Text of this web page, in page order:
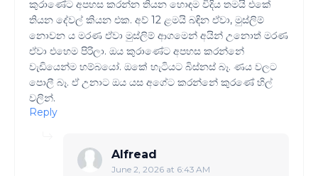
කුරාණේට අපහස කරන්න තියන හොඳම විදිය තමයි එකේ
තියන දේවල් කියන එක. අව් 12 ළමයි බඳින ඒවා, මුස්ලිම්
නොවන ය මරණ ඒවා මුස්ලිම් ආගමෙන් අයින් උනොත් මරණ
ඒවා එහෙම පිරිලා. ඔය කුරාණේට අපහස කරන්නේ
වැඩියෙන්ම හම්බයෝ. ඔකේ හැටියට බිස්නස් බෑ. ණය වලට
පොලී බෑ. ඒ උනාට ඔය යස අගේට කරන්නේ කුරණේ හිල්
වලින්.
Reply
Alfread
June 2, 2026 at 6:43 AM